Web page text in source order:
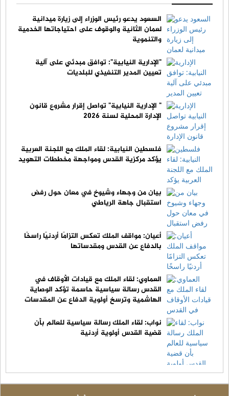
السعود يدعو رئيس الوزراء إلى زيارة ميدانية
لعمان الثانية والوقوف على احتياجاتها الخدمية
والتنموية
"الإدارية النيابية": توافق مبدئي على آلية
تعيين المدير التنفيذي للبلديات
" الإدارية النيابية" تواصل إقرار مشروع قانون
الإدارة المحلية لسنة 2026
فلسطين النيابية: لقاء الملك مع اللجنة العربية
يؤكد مركزية القدس ومواجهة مخططات التهويد
بيان من وجهاء وشيوخ في معان حول رفض
استقبال جاهة الرياطي
أعيان: مواقف الملك تعكس التزامًا أردنيًا راسخًا
بالدفاع عن القدس ومقدساتها
العماوي: لقاء الملك مع قيادات الأوقاف في
القدس رسالة سياسية حاسمة تؤكد الوصاية
الهاشمية وترسخ أولوية الدفاع عن المقدسات
نواب: لقاء الملك رسالة سياسية للعالم بأن
قضية القدس أولوية أردنية